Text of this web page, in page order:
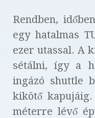
Rendben,
egy hatalmas
ezer utassal. A
sétálni, így a
ingázó shuttle
kikötő
méterre lévő